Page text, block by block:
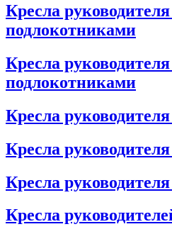
Кресла
подлокотниками
Кресла
подлокотниками
Кресла
Кресла
Кресла
Кресла